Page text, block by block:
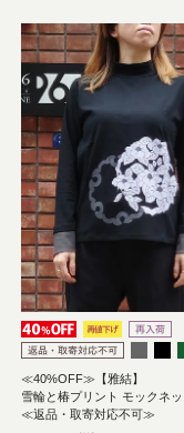
≪40%OFF≫【雅結】
雪輪と椿プリント モックネ
≪返品・取寄対応不可≫